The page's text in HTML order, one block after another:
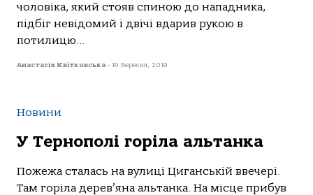
чоловіка, який стояв спиною до нападника,
підбіг невідомий і двічі вдарив рукою в
потилицю...
Анастасія Квітковська - 19 Вересня, 2019
Новини
У Тернополі горіла альтанка
Пожежа сталась на вулиці Циганській ввечері.
Там горіла дерев’яна альтанка. На місце прибув